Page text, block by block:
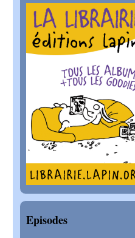
Episodes